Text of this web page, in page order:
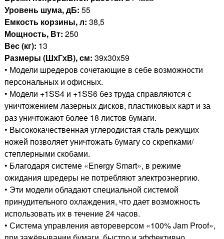
Уровень шума, дБ: 55
Емкость корзины, л: 38,5
Мощность, Вт: 250
Вес (кг): 13
Размеры (ШхГхВ), см: 39x30x59
• Модели шредеров сочетающие в себе возможности
персональных и офисных.
• Модели +1SS4 и +1SS6 без труда справляются с
уничтожением лазерных дисков, пластиковых карт и за
раз уничтожают более 18 листов бумаги.
• Высококачественная углеродистая сталь режущих
ножей позволяет уничтожать бумагу со скрепками/
степлерными скобами.
• Благодаря системе «Energy Smart», в режиме
ожидания шредеры не потребляют электроэнергию.
• Эти модели обладают специальной системой
принудительного охлаждения, что дает возможность
использовать их в течение 24 часов.
• Система управления автореверсом «100% Jam Proof»,